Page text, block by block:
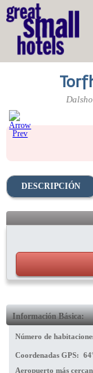
DESCRIPCIÓN
Información Básica:
Número de
Coordenadas GPS:
Aeropuerto más